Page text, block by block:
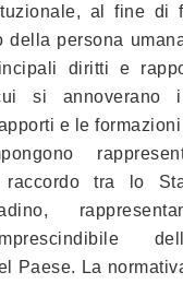
al fine di
della persona
diritti e
si annoverano i
e le
raccordo tra lo
Paese. La